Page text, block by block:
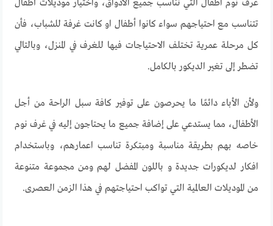
غرف نوم اطفال التي تناسب جميع الأذواق، واختيار موديلات أطفال
تتناسب مع احتياجهم سواء كانوا أطفال او كانت غرفة للشباب، فأن
كل مرحلة عمرية تختلف الاحتياجات فيها للغرف في المنزل، وبالتالي
تضطر إلى تغير الديكور بالكامل.
ولأن الأباء دائمًا ما يحرصون على توفير كافة سبل الراحة من أجل
الأطفال، مما يستدعي على إضافة جميع ما يحتاجون إليه في غرف نوم
خاصه بهم بطريقة مناسبة ومبتكرة تناسب اعمارهم، وباستخدام
افكار لديكورات جديدة و باللون المفضل لهم ومن مجموعة متنوعة
من الموديلات العالمية التي تواكب احتياجتهم في هذا الزمن العصرى.